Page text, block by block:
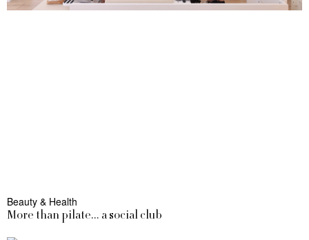
Beauty & Health
More than pilate… a social club